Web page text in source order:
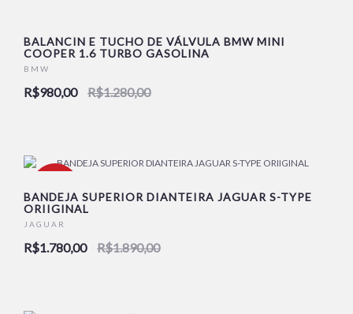
BALANCIN E TUCHO DE VÁLVULA BMW MINI
COOPER 1.6 TURBO GASOLINA
BMW
R$980,00 R$1.280,00
BANDEJA SUPERIOR DIANTEIRA JAGUAR S-TYPE
ORIIGINAL
JAGUAR
R$1.780,00 R$1.890,00